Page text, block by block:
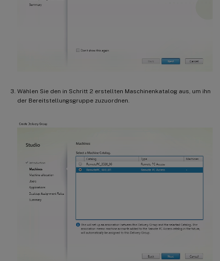
Wählen Sie den in Schritt 2 erstellten Maschinenkatalog aus, um ihn
der Bereitstellungsgruppe zuzuordnen.